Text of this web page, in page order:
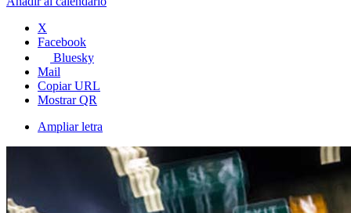
X
Facebook
Bluesky
Mail
Copiar URL
Mostrar QR
Ampliar letra